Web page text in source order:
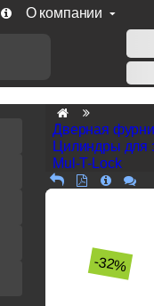
О компании
заказе от 50 тыс.
Дверная
Цилиндры для
Mul-T-Lock
-32%